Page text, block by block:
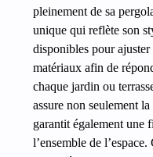
pleinement de sa
unique qui reflète son
disponibles pour
matériaux afin de
chaque jardin ou
assure non seulement
garantit également une
l’ensemble de